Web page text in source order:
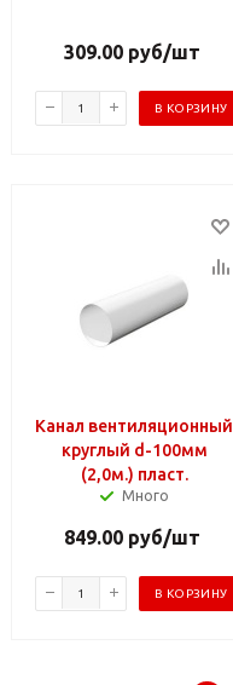
309.00руб/шт
В КОРЗИНУ
Канал вентиляционный
круглый d-100мм
(2,0м.) пласт.
Много
849.00руб/шт
В КОРЗИНУ